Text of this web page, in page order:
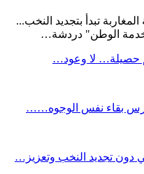
تبدأ بتجديد النخب...
الوطن" دردشة…
حصيلة… لا وعود…
بقاء نفس الوجوه……
دون تجديد النخب وتعزيز…